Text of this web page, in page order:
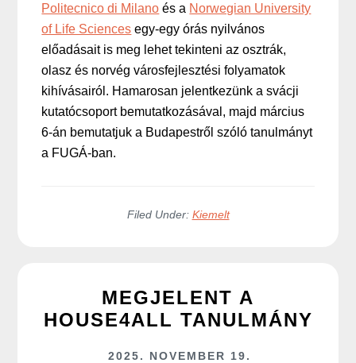
Politecnico di Milano és a Norwegian University
of Life Sciences egy-egy órás nyilvános
előadásait is meg lehet tekinteni az osztrák,
olasz és norvég városfejlesztési folyamatok
kihívásairól. Hamarosan jelentkezünk a svácji
kutatócsoport bemutatkozásával, majd március
6-án bemutatjuk a Budapestről szóló tanulmányt
a FUGÁ-ban.
Filed Under: Kiemelt
MEGJELENT A
HOUSE4ALL TANULMÁNY
2025. NOVEMBER 19.